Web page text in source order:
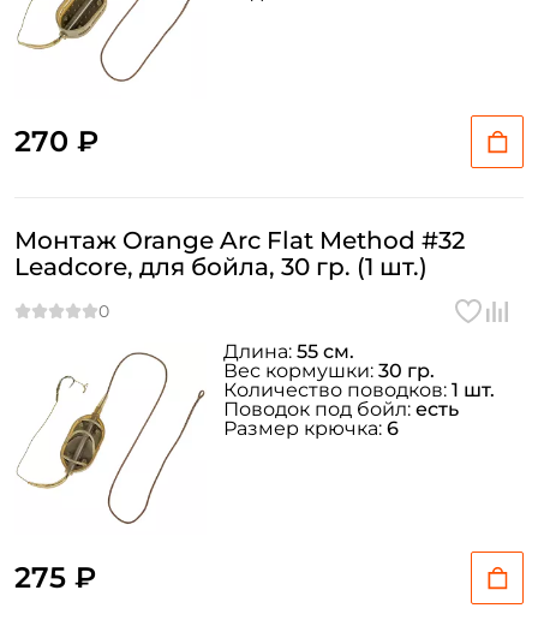
270 ₽
Монтаж Orange Arc Flat Method #32
Leadcore, для бойла, 30 гр. (1 шт.)
275 ₽
Длина: 55 см.
Вес кормушки: 30 гр.
Количество поводков: 1 шт.
Поводок под бойл: есть
Размер крючка: 6